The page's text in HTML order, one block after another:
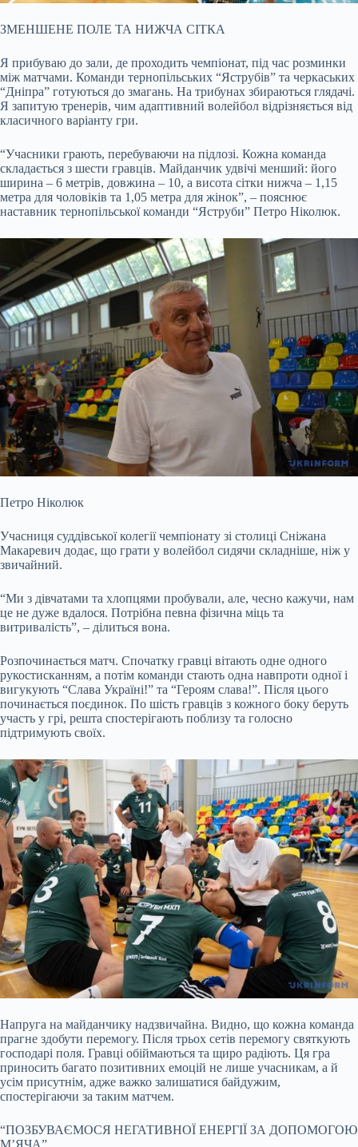
ЗМЕНШЕНЕ ПОЛЕ ТА НИЖЧА СІТКА
Я прибуваю до зали, де проходить чемпіонат, під час розминки
між матчами. Команди тернопільських “Яструбів” та черкаських
“Дніпра” готуються до змагань. На трибунах збираються глядачі.
Я запитую тренерів, чим адаптивний волейбол відрізняється від
класичного варіанту гри.
“Учасники грають, перебуваючи на підлозі. Кожна команда
складається з шести гравців. Майданчик удвічі менший: його
ширина – 6 метрів, довжина – 10, а висота сітки нижча – 1,15
метра для чоловіків та 1,05 метра для жінок”, – пояснює
наставник тернопільської команди “Яструби” Петро Ніколюк.
Петро Ніколюк
Учасниця суддівської колегії чемпіонату зі столиці Сніжана
Макаревич додає, що грати у волейбол сидячи складніше, ніж у
звичайний.
“Ми з дівчатами та хлопцями пробували, але, чесно кажучи, нам
це не дуже вдалося. Потрібна певна фізична міць та
витривалість”, – ділиться вона.
Розпочинається матч. Спочатку гравці вітають одне одного
рукостисканням, а потім команди стають одна навпроти одної і
вигукують “Слава Україні!” та “Героям слава!”. Після цього
починається поєдинок. По шість гравців з кожного боку беруть
участь у грі, решта спостерігають поблизу та голосно
підтримують своїх.
Напруга на майданчику надзвичайна. Видно, що кожна команда
прагне здобути перемогу. Після трьох сетів перемогу святкують
господарі поля. Гравці обіймаються та щиро радіють. Ця гра
приносить багато позитивних емоцій не лише учасникам, а й
усім присутнім, адже важко залишатися байдужим,
спостерігаючи за таким матчем.
“ПОЗБУВАЄМОСЯ НЕГАТИВНОЇ ЕНЕРГІЇ ЗА ДОПОМОГОЮ
М’ЯЧА”